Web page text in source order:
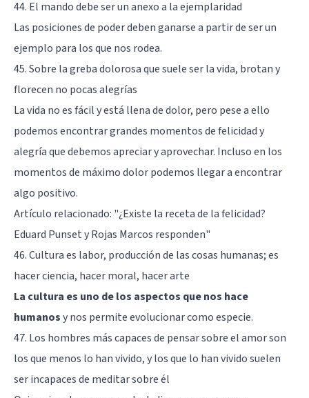
44. El mando debe ser un anexo a la ejemplaridad
Las posiciones de poder deben ganarse a partir de ser un
ejemplo para los que nos rodea.
45. Sobre la greba dolorosa que suele ser la vida, brotan y
florecen no pocas alegrías
La vida no es fácil y está llena de dolor, pero pese a ello
podemos encontrar grandes momentos de felicidad y
alegría que debemos apreciar y aprovechar. Incluso en los
momentos de máximo dolor podemos llegar a encontrar
algo positivo.
Artículo relacionado: "¿Existe la receta de la felicidad?
Eduard Punset y Rojas Marcos responden"
46. Cultura es labor, producción de las cosas humanas; es
hacer ciencia, hacer moral, hacer arte
La cultura es uno de los aspectos que nos hace
humanosy nos permite evolucionar como especie.
47. Los hombres más capaces de pensar sobre el amor son
los que menos lo han vivido, y los que lo han vivido suelen
ser incapaces de meditar sobre él